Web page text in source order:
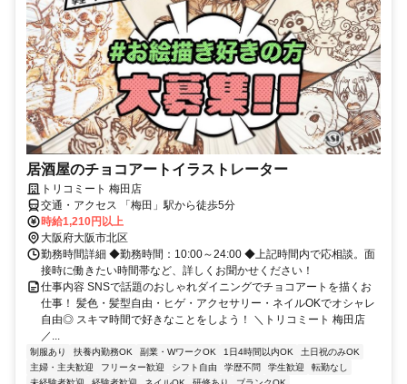
居酒屋のチョコアートイラストレーター
トリコミート 梅田店
交通・アクセス 「梅田」駅から徒歩5分
時給1,210円以上
大阪府大阪市北区
勤務時間詳細 ◆勤務時間：10:00～24:00 ◆上記時間内で応相談。面
接時に働きたい時間帯など、詳しくお聞かせください！
仕事内容 SNSで話題のおしゃれダイニングでチョコアートを描くお
仕事！ 髪色・髪型自由・ヒゲ・アクセサリー・ネイルOKでオシャレ
自由◎ スキマ時間で好きなことをしよう！ ＼トリコミート 梅田店
／...
制服あり 扶養内勤務OK 副業・WワークOK 1日4時間以内OK
土日祝のみOK
主婦・主夫歓迎
フリーター歓迎 シフト自由 学歴不問 学生歓迎
転勤なし